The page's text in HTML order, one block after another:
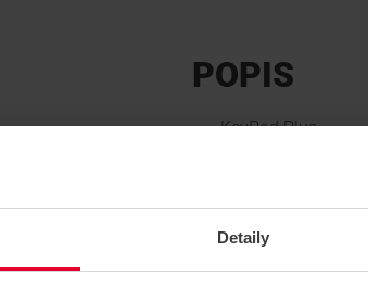
Detaily
POPIS
KeyPad Plus
6g